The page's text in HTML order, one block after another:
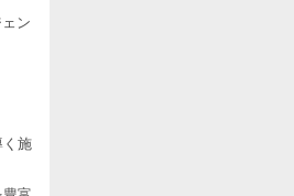
ン
く施